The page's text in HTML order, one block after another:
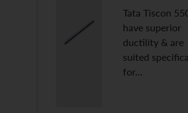
Tata Tiscon
have superior
ductility & are
suited
for…